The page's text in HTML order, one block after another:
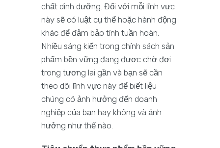
chất dinh dưỡng. Đối với mỗi lĩnh vực
này sẽ có luật cụ thể hoặc hành động
khác để đảm bảo tính tuần hoàn.
Nhiều sáng kiến trong chính sách sản
phẩm bền vững đang được chờ đợi
trong tương lai gần và bạn sẽ cần
theo dõi lĩnh vực này để biết liệu
chúng có ảnh hưởng đến doanh
nghiệp của bạn hay không và ảnh
hưởng như thế nào.